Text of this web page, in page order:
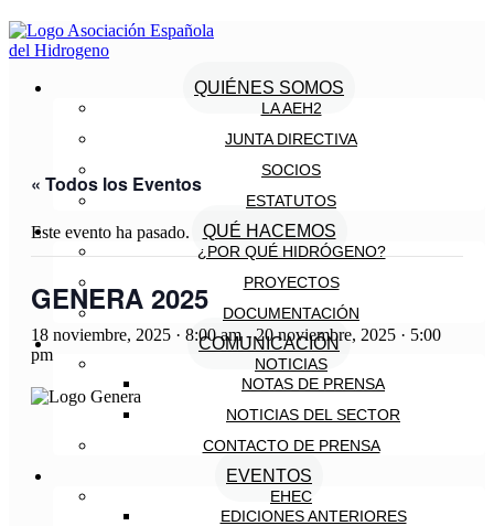
QUIÉNES SOMOS
LA AEH2
JUNTA DIRECTIVA
SOCIOS
ESTATUTOS
QUÉ HACEMOS
¿POR QUÉ HIDRÓGENO?
PROYECTOS
DOCUMENTACIÓN
COMUNICACIÓN
NOTICIAS
NOTAS DE PRENSA
NOTICIAS DEL SECTOR
CONTACTO DE PRENSA
EVENTOS
EHEC
EDICIONES ANTERIORES
« Todos los Eventos
Este evento ha pasado.
GENERA 2025
18 noviembre, 2025 · 8:00 am-20 noviembre, 2025 · 5:00
pm